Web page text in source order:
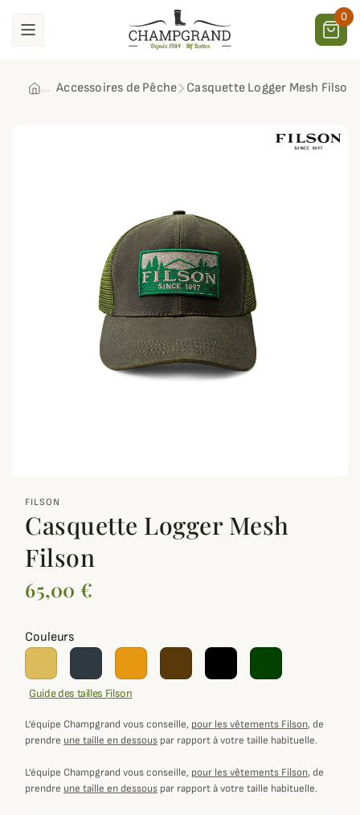
0
Accessoires de Pêche Casquette Logger Mesh Filson
FILSON
Casquette Logger Mesh
Filson
65,00 €
Couleurs
Guide des tailles Filson
L’équipe Champgrand vous conseille, pour les vêtements Filson, de
prendre une taille en dessous par rapport à votre taille habituelle.
L’équipe Champgrand vous conseille, pour les vêtements Filson, de
prendre une taille en dessous par rapport à votre taille habituelle.